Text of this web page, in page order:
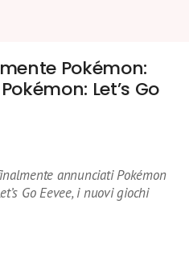
Pokémon:
Let’s Go
annunciati Pokémon
Go Eevee, i nuovi giochi